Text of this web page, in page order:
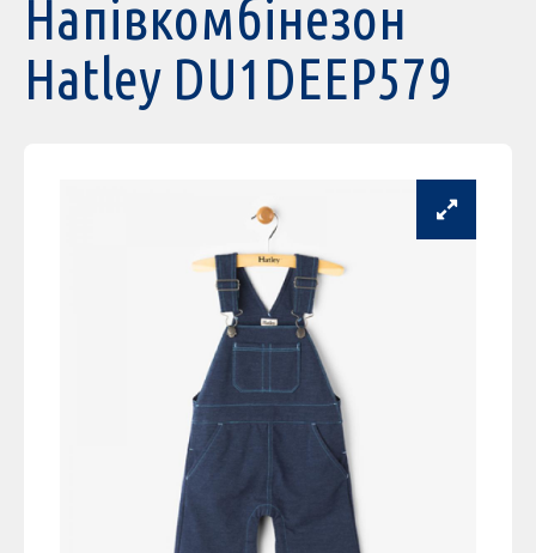
Напівкомбінезон
Hatley DU1DEEP579